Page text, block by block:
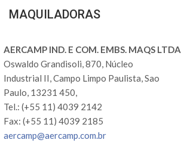
MAQUILADORAS
AERCAMP IND. E COM. EMBS. MAQS LTDA
Oswaldo Grandisoli, 870, Núcleo
Industrial II, Campo Limpo Paulista, Sao
Paulo, 13231 450,
Tel.: (+55 11) 4039 2142
Fax: (+55 11) 4039 2185
aercamp@aercamp.com.br